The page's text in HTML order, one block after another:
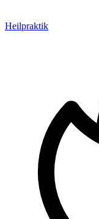
Heilpraktik